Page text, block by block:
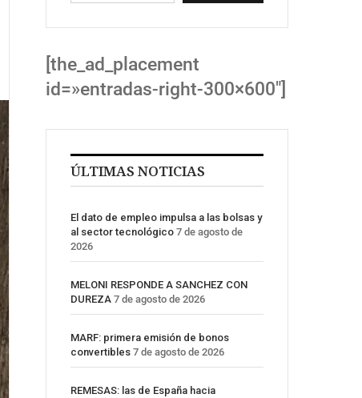
[the_ad_placement
id=»entradas-right-300×600″]
ÚLTIMAS NOTICIAS
El dato de empleo impulsa a las bolsas y
al sector tecnológico 7 de agosto de
2026
MELONI RESPONDE A SANCHEZ CON
DUREZA 7 de agosto de 2026
MARF: primera emisión de bonos
convertibles 7 de agosto de 2026
REMESAS: las de España hacia